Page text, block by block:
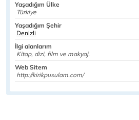
Yaşadığım Ülke
Türkiye
Yaşadığım Şehir
Denizli
İlgi alanlarım
Kitap, dizi, film ve makyaj.
Web Sitem
http://kirikpusulam.com/